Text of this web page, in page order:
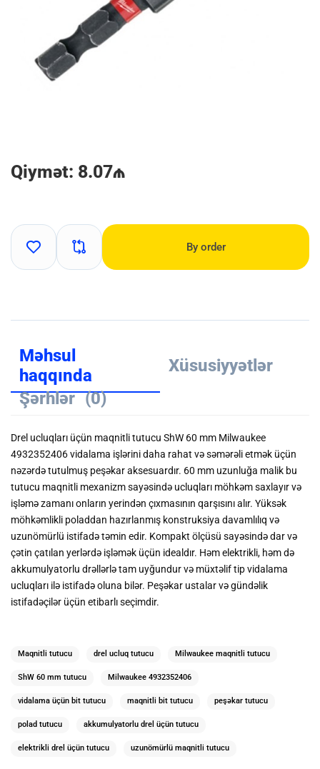
Qiymət: 8.07₼
By order
Məhsul
haqqında
Xüsusiyyətlər
Şərhlər (0)
Drel ucluqları üçün maqnitli tutucu ShW 60 mm Milwaukee
4932352406 vidalama işlərini daha rahat və səmərəli etmək üçün
nəzərdə tutulmuş peşəkar aksesuardır. 60 mm uzunluğa malik bu
tutucu maqnitli mexanizm sayəsində ucluqları möhkəm saxlayır və
işləmə zamanı onların yerindən çıxmasının qarşısını alır. Yüksək
möhkəmlikli poladdan hazırlanmış konstruksiya davamlılıq və
uzunömürlü istifadə təmin edir. Kompakt ölçüsü sayəsində dar və
çətin çatılan yerlərdə işləmək üçün idealdır. Həm elektrikli, həm də
akkumulyatorlu drəllərlə tam uyğundur və müxtəlif tip vidalama
ucluqları ilə istifadə oluna bilər. Peşəkar ustalar və gündəlik
istifadəçilər üçün etibarlı seçimdir.
Maqnitli tutucu drel ucluq tutucu Milwaukee maqnitli tutucu
ShW 60 mm tutucu Milwaukee 4932352406
vidalama üçün bit tutucu maqnitli bit tutucu peşəkar tutucu
polad tutucu akkumulyatorlu drel üçün tutucu
elektrikli drel üçün tutucu uzunömürlü maqnitli tutucu